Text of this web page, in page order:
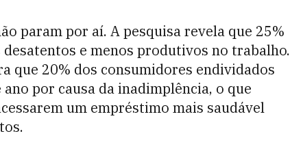
param por aí. A pesquisa revela que 25%
e menos produtivos no trabalho.
que 20% dos consumidores endividados
por causa da inadimplência, o que
um empréstimo mais saudável